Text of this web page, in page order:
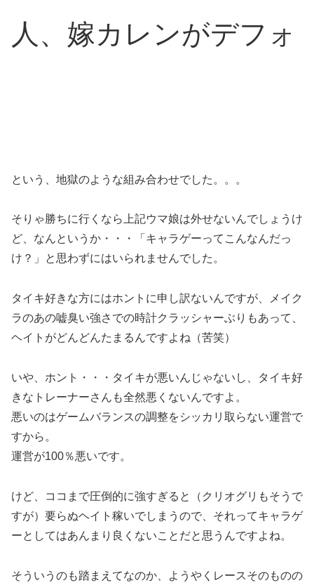
人、嫁カレンがデフォ
という、地獄のような組み合わせでした。。。
そりゃ勝ちに行くなら上記ウマ娘は外せないんでしょうけ
ど、なんというか・・・「キャラゲーってこんなんだっ
け？」と思わずにはいられませんでした。
タイキ好きな方にはホントに申し訳ないんですが、メイク
ラのあの嘘臭い強さでの時計クラッシャーぶりもあって、
ヘイトがどんどんたまるんですよね（苦笑）
いや、ホント・・・タイキが悪いんじゃないし、タイキ好
きなトレーナーさんも全然悪くないんですよ。
悪いのはゲームバランスの調整をシッカリ取らない運営で
すから。
運営が100％悪いです。
けど、ココまで圧倒的に強すぎると（クリオグリもそうで
すが）要らぬヘイト稼いでしまうので、それってキャラゲ
ーとしてはあんまり良くないことだと思うんですよね。
そういうのも踏まえてなのか、ようやくレースそのものの